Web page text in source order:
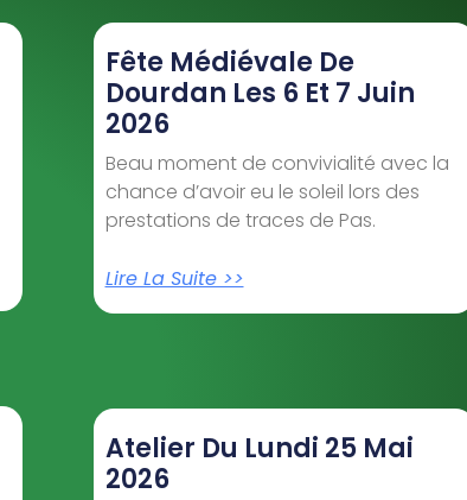
Fête Médiévale De
Dourdan Les 6 Et 7 Juin
2026
Beau moment de convivialité avec la
chance d’avoir eu le soleil lors des
prestations de traces de Pas.
Lire La Suite >>
Atelier Du Lundi 25 Mai
2026